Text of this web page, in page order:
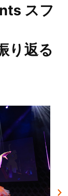
スフ
り返る